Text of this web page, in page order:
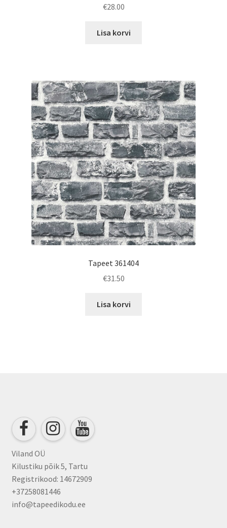
€28.00
Lisa korvi
Tapeet 361404
€31.50
Lisa korvi
Viland OÜ
Kilustiku põik 5, Tartu
Registrikood: 14672909
+37258081446
info@tapeedikodu.ee